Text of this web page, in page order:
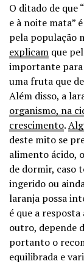
O ditado de que
e à noite mata”
pela população
explicam que
importante para
uma fruta que
Além disso, a
organismo, na
crescimento.
deste mito se
alimento ácido,
de dormir, caso
ingerido ou
laranja possa
é que a
outro, depende
portanto o
equilibrada e